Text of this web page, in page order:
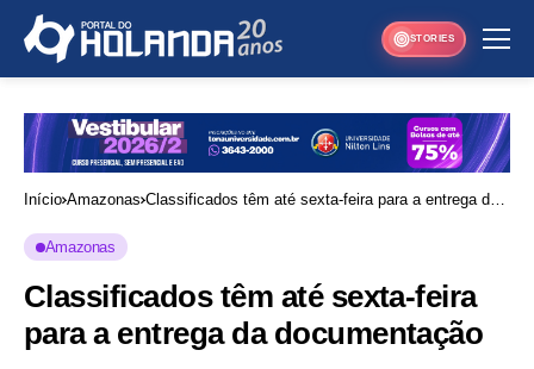
STORIES
Início Amazonas Classificados têm até sexta-feira para a entrega da
Amazonas
Classificados têm até sexta-feira
para a entrega da documentação